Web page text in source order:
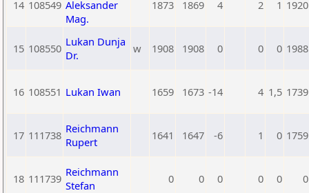
14 108549 Aleksander
Mag.
1873 1869 4 2 1 1920
15 108550 Lukan Dunja
Dr.
w 1908 1908 0 0 0 1988
16 108551 Lukan Iwan 1659 1673 -14 4 1,5 1739
17 111738 Reichmann
Rupert
1641 1647 -6 1 0 1759
18 111739 Reichmann
Stefan
0 0 0 0 0 0